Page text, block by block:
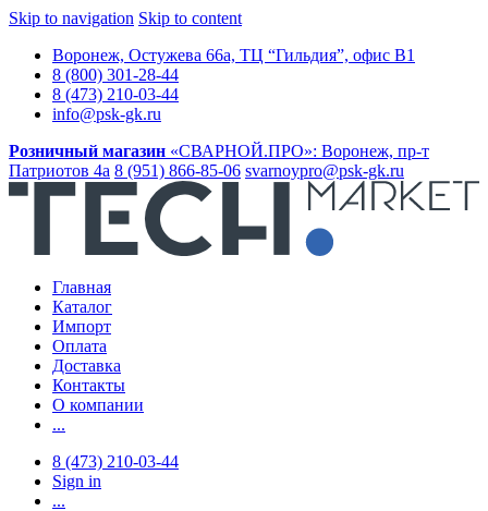
Skip to navigation Skip to content
Воронеж, Остужева 66а, ТЦ “Гильдия”, офис В1
8 (800) 301-28-44
8 (473) 210-03-44
info@psk-gk.ru
Розничный магазин «СВАРНОЙ.ПРО»: Воронеж, пр-т
Патриотов 4а 8 (951) 866-85-06 svarnoypro@psk-gk.ru
Главная
Каталог
Импорт
Оплата
Доставка
Контакты
О компании
...
8 (473) 210-03-44
Sign in
...